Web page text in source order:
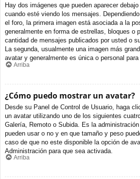
Hay dos imágenes que pueden aparecer
cuando esté viendo los mensajes.
el foro, la primera imagen está asociada a la
generalmente en forma de estrellas, bloques o
cantidad de mensajes publicados por usted o
La segunda, usualmente una imagen más
avatar y generalmente es única o personal
Arriba
¿Cómo puedo mostrar un avatar?
Desde su Panel de Control de Usuario, haga
un avatar utilizando uno de los siguientes
Galería, Remoto o Subida. Es la
pueden usar o no y en que tamaño y peso
caso de que no este disponible la opción de
Administración para que sea activada.
Arriba